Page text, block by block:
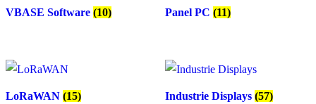
VBASE Software (10) Panel PC (11)
LoRaWAN (15) Industrie Displays (57)